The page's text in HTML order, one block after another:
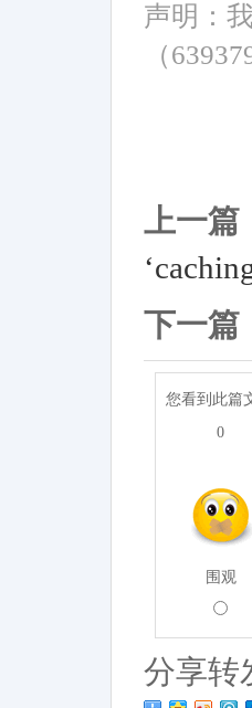
声明：
（
上一篇
下一篇
您看到此篇
0
围观
分享转